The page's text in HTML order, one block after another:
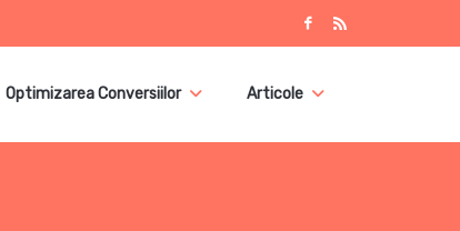
Optimizarea Conversiilor Articole